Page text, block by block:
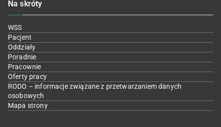
Na skróty
WSS
Pacjent
Oddziały
Poradnie
Pracownie
Oferty pracy
RODO – informacje związane z przetwarzaniem danych
osobowych
Mapa strony